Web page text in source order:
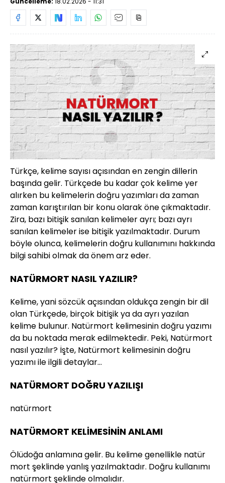
Türkçe, kelime sayısı açısından en zengin dillerin
başında gelir. Türkçede bu kadar çok kelime yer
alırken bu kelimelerin doğru yazımları da zaman
zaman karıştırılan bir konu olarak öne çıkmaktadır.
Zira, bazı bitişik sanılan kelimeler ayrı; bazı ayrı
sanılan kelimeler ise bitişik yazılmaktadır. Durum
böyle olunca, kelimelerin doğru kullanımını hakkında
bilgi sahibi olmak da önem arz eder.
NATÜRMORT NASIL YAZILIR?
Kelime, yani sözcük açısından oldukça zengin bir dil
olan Türkçede, birçok bitişik ya da ayrı yazılan
kelime bulunur. Natürmort kelimesinin doğru yazımı
da bu noktada merak edilmektedir. Peki, Natürmort
nasıl yazılır? İşte, Natürmort kelimesinin doğru
yazımı ile ilgili detaylar…
NATÜRMORT DOĞRU YAZILIŞI
natürmort
NATÜRMORT KELİMESİNİN ANLAMI
Ölüdoğa anlamına gelir. Bu kelime genellikle natür
mort şeklinde yanlış yazılmaktadır. Doğru kullanımı
natürmort şeklinde olmalıdır.